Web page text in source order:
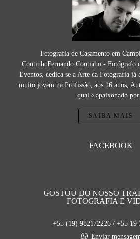
Fotografia de Casamento em
CoutinhoFernando Coutinho - Fotógrafo
Eventos, dedica se a Arte da Fotografia
muito jovem na Profissão, aos 16 anos,
qual é apaixonado
SAIBA MAIS
FACEBOOK
GOSTOU DO NOSSO
FOTOGRAFIA E
+55 (19) 982172226 / +55 19
Enviar